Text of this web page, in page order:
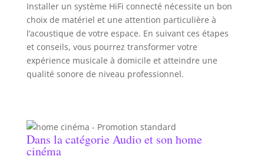
Installer un système HiFi connecté nécessite un bon
choix de matériel et une attention particulière à
l’acoustique de votre espace. En suivant ces étapes
et conseils, vous pourrez transformer votre
expérience musicale à domicile et atteindre une
qualité sonore de niveau professionnel.
Dans la catégorie Audio et son home
cinéma